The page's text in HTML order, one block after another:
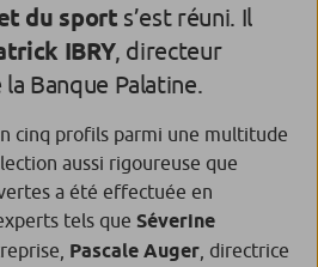
du sport s’est réuni. Il
IBRY, directeur
Banque Palatine.
cinq profils parmi une multitude
aussi rigoureuse que
a été effectuée en
tels que Séverine
Pascale Auger , directrice